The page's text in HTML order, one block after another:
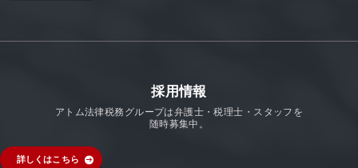
採用情報
アトム法律税務グループは弁護士・税理士・スタッフを
随時募集中。
詳しくはこちら